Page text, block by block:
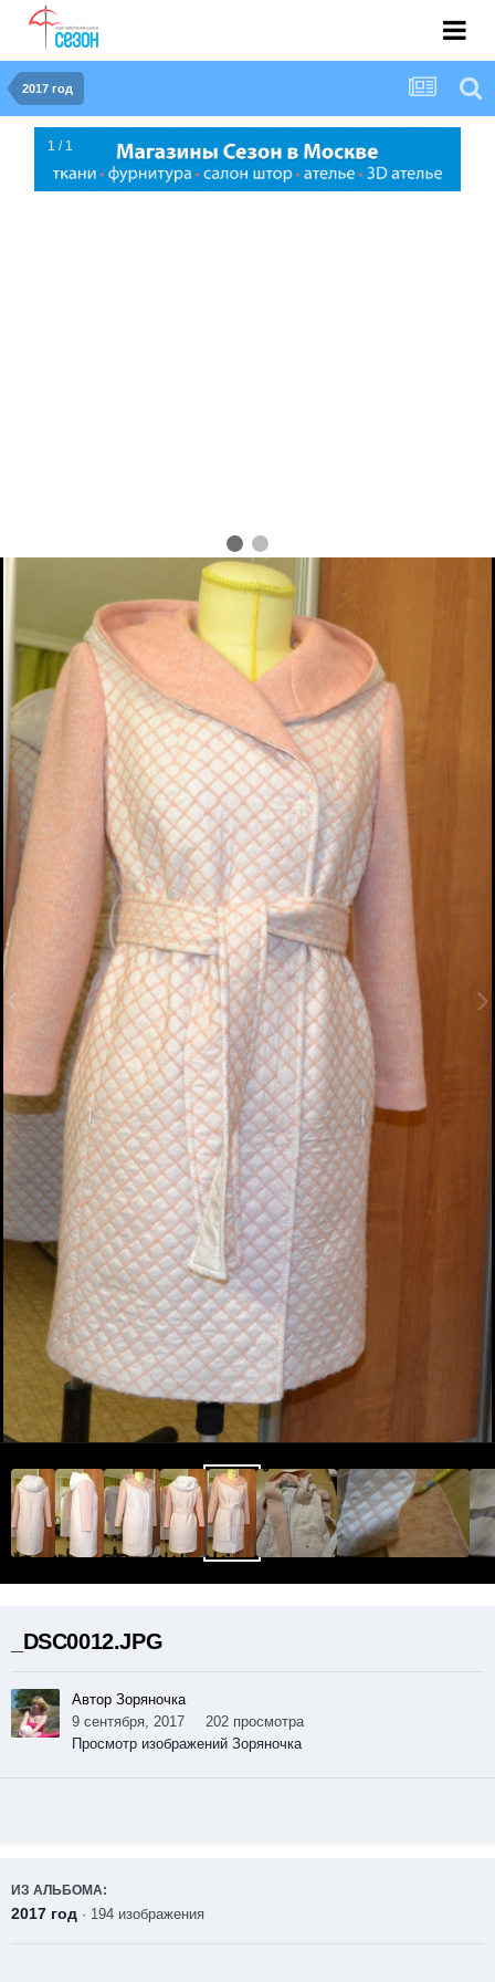
2017 год
1 / 1
_DSC0012.JPG
Автор Зоряночка
9 сентября, 2017
202 просмотра
Просмотр изображений Зоряночка
ИЗ АЛЬБОМА:
2017 год · 194 изображения